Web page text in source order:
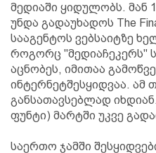
მედიაში ყიდულობს. მან
უნდა გადაუხადოს The
სააგენტოს ვებსაიტზე
როგორც "მედიაჩეკერს"
აცნობეს, იმითაა
ინტერნეტშესყიდვაა. ამ
განსათავსებლად
ფუნტი) მარტში უკვე
საერთო ჯამში